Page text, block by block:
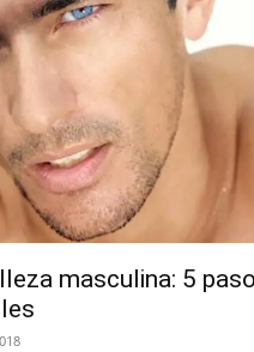
masculina: 5